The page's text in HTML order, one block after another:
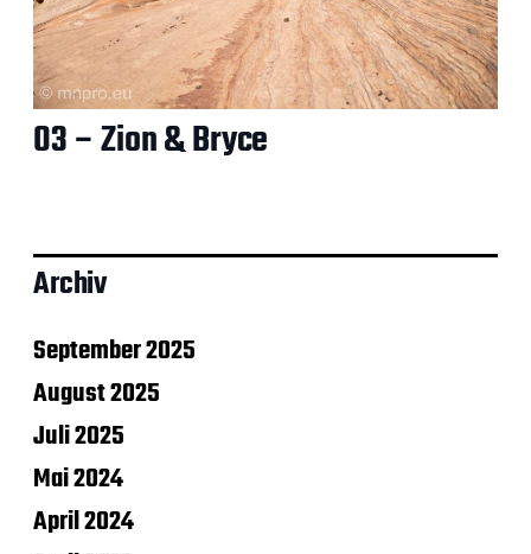
03 – Zion & Bryce
Archiv
September 2025
August 2025
Juli 2025
Mai 2024
April 2024